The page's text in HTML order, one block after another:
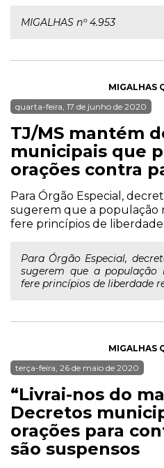
MIGALHAS nº 4.953
MIGALHAS
quarta-feira, 17 de junho de 2020
TJ/MS mantém
municipais que
orações contra
Para Órgão Especial,
sugerem que a população
fere princípios de liberdade
Para Órgão Especial,
sugerem que a população
fere princípios de liberdade
MIGALHAS
terça-feira, 26 de maio de 2020
“Livrai-nos do
Decretos
orações para
são suspensos